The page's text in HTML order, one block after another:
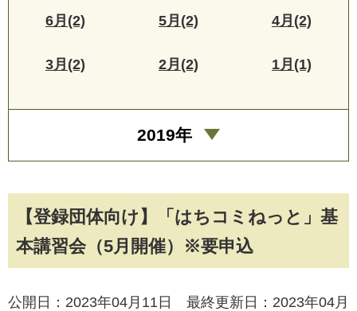
【登録団体向け】「はちコミねっと」基
本講習会（5月開催）※要申込
公開日：2023年04月11日 最終更新日：2023年04月
6月(2) 5月(2) 4月(2)
3月(2) 2月(2) 1月(1)
2019年